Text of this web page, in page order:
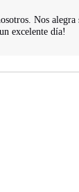
Nos alegra
excelente día!